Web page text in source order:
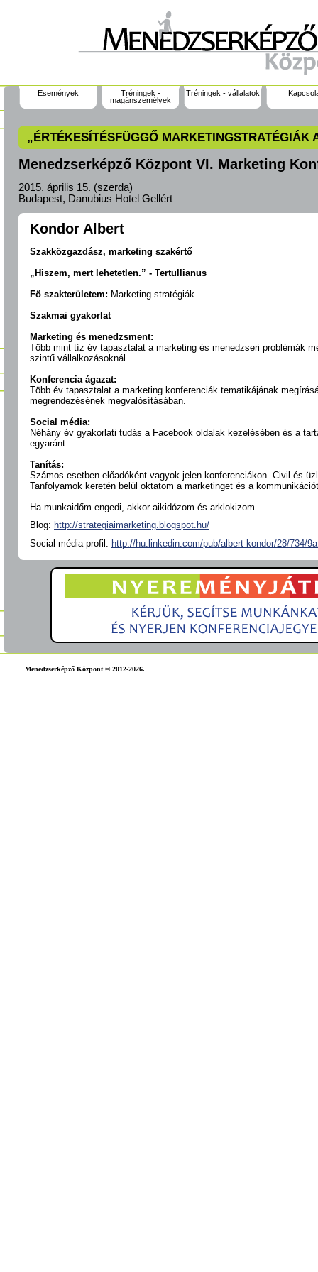
Események
Tréningek -
magánszemélyek
Tréningek - vállalatok
„ÉRTÉKESÍTÉSFÜGGŐ MARKETINGSTRATÉGIÁK
Menedzserképző Központ VI. Marketing
2015. április 15. (szerda)
Budapest, Danubius Hotel Gellért
Kondor Albert
Szakközgazdász, marketing szakértő
„Hiszem, mert lehetetlen.” - Tertullianus
Fő szakterületem: Marketing stratégiák
Szakmai gyakorlat
Marketing és menedzsment:
Több mint tíz év tapasztalat a marketing és menedzseri problémák
szintű vállalkozásoknál.
Konferencia ágazat:
Több év tapasztalat a marketing konferenciák tematikájának
megrendezésének megvalósításában.
Social média:
Néhány év gyakorlati tudás a Facebook oldalak kezelésében és a
egyaránt.
Tanítás:
Számos esetben előadóként vagyok jelen konferenciákon. Civil és
Tanfolyamok keretén belül oktatom a marketinget és a
Ha munkaidőm engedi, akkor aikidózom és arklokizom.
Blog: http://strategiaimarketing.blogspot.hu/
Social média profil: http://hu.linkedin.com/pub/albert-kondor/28/734/
Menedzserképző Központ © 2012-2026.